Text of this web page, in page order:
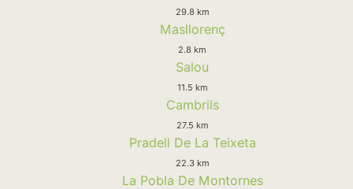
29.8 km
Masllorenç
2.8 km
Salou
11.5 km
Cambrils
27.5 km
Pradell De La Teixeta
22.3 km
La Pobla De Montornes